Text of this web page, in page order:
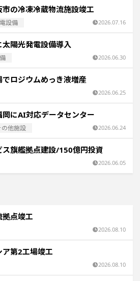
の冷凍冷蔵物流施設竣工
設備 2026.07.16
陽光発電設備導入
2026.06.30
ロジウムめっき液増産
2026.06.25
にAI対応データセンター
の他施設 2026.06.24
ス旗艦拠点建設/150億円投資
2026.06.05
点竣工
2026.08.10
第2工場竣工
2026.08.10